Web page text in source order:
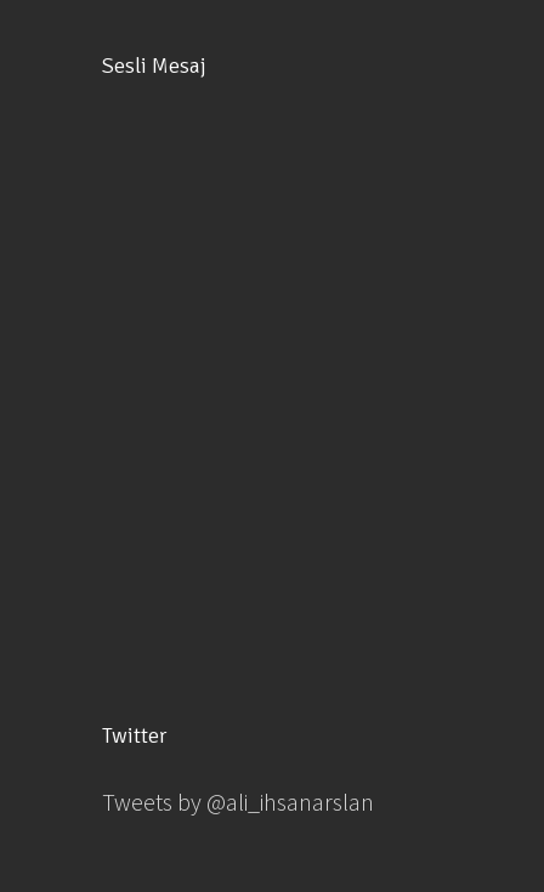
Sesli Mesaj
Twitter
Tweets by @ali_ihsanarslan